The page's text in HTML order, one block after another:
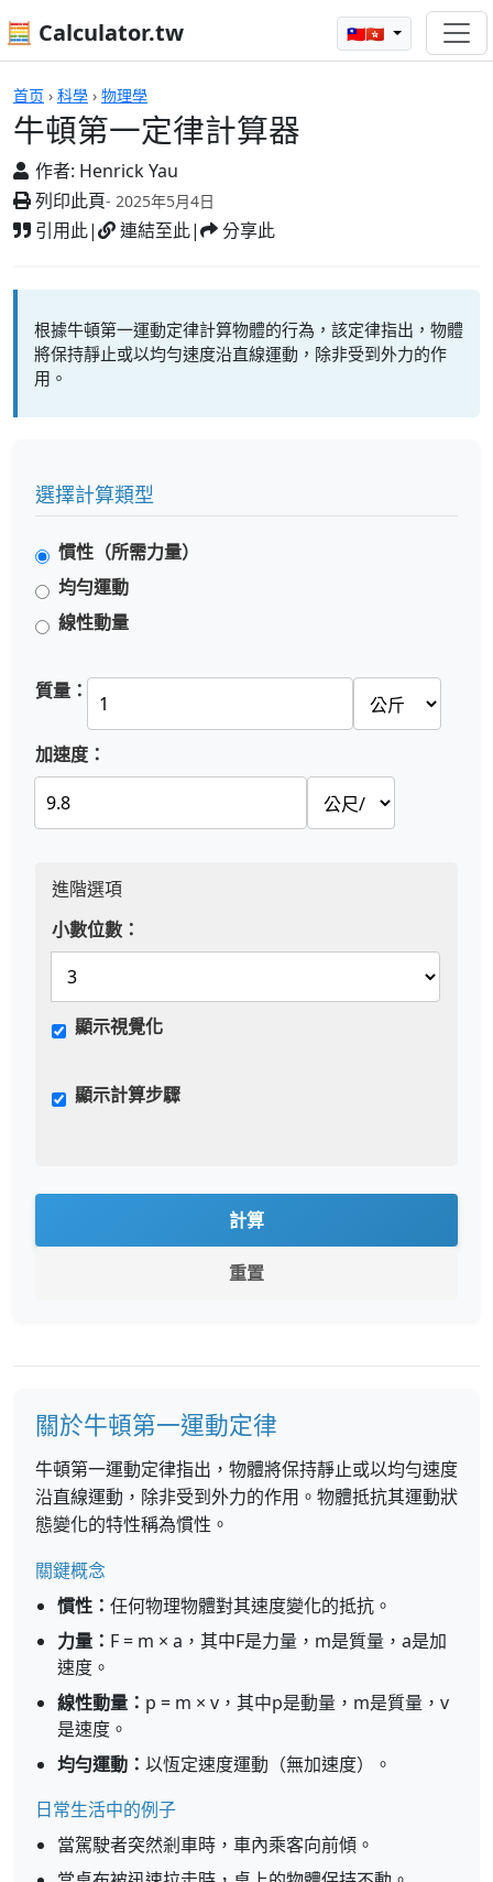
🧮 Calculator.tw 🇹🇼🇭🇰
首页 › 科學 › 物理學
牛頓第一定律計算器
作者: Henrick Yau
列印此頁- 2025年5月4日
引用此| 連結至此| 分享此
牛頓第一定律計算器
根據牛頓第一運動定律計算物體的行為，該定律指出，物體
將保持靜止或以均勻速度沿直線運動，除非受到外力的作
用。
選擇計算類型
慣性（所需力量）
均勻運動
線性動量
質量：
加速度：
進階選項
小數位數：
顯示視覺化
顯示計算步驟
計算
重置
關於牛頓第一運動定律
牛頓第一運動定律指出，物體將保持靜止或以均勻速度
沿直線運動，除非受到外力的作用。物體抵抗其運動狀
態變化的特性稱為慣性。
關鍵概念
慣性： 任何物理物體對其速度變化的抵抗。
力量： F = m × a，其中F是力量，m是質量，a是加
速度。
線性動量： p = m × v，其中p是動量，m是質量，v
是速度。
均勻運動： 以恆定速度運動（無加速度）。
日常生活中的例子
當駕駛者突然剎車時，車內乘客向前傾。